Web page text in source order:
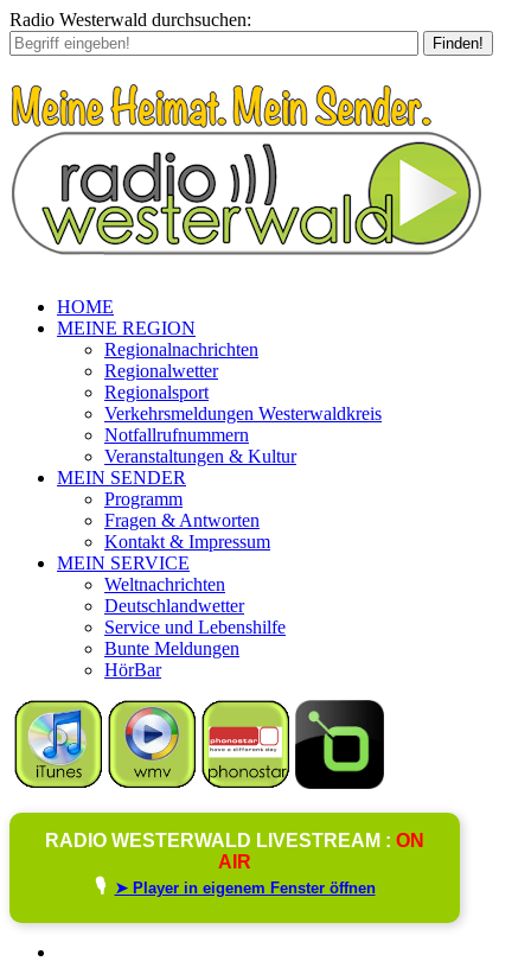
Radio Westerwald durchsuchen:
Finden!
HOME
MEINE REGION
Regionalnachrichten
Regionalwetter
Regionalsport
Verkehrsmeldungen Westerwaldkreis
Notfallrufnummern
Veranstaltungen & Kultur
MEIN SENDER
Programm
Fragen & Antworten
Kontakt & Impressum
MEIN SERVICE
Weltnachrichten
Deutschlandwetter
Service und Lebenshilfe
Bunte Meldungen
HörBar
RADIO WESTERWALD LIVESTREAM : ON
AIR
🎙️ ➤ Player in eigenem Fenster öffnen